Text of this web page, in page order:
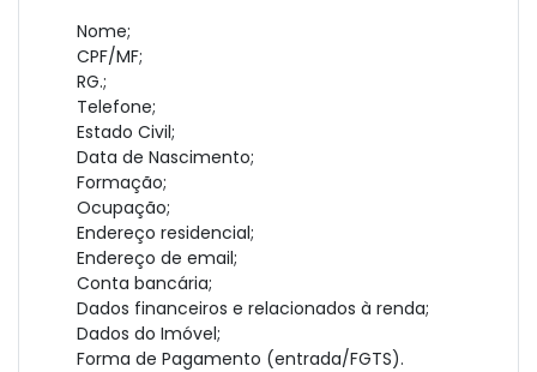
Nome;
CPF/MF;
RG.;
Telefone;
Estado Civil;
Data de Nascimento;
Formação;
Ocupação;
Endereço residencial;
Endereço de email;
Conta bancária;
Dados financeiros e relacionados à renda;
Dados do Imóvel;
Forma de Pagamento (entrada/FGTS).